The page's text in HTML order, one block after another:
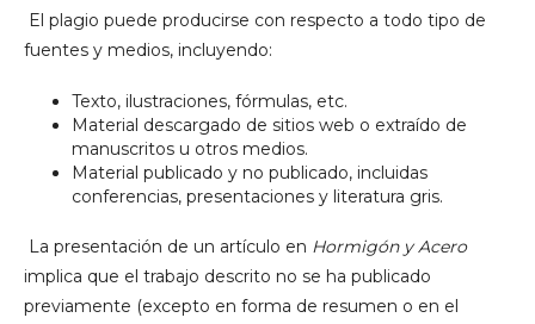
El plagio puede producirse con respecto a todo tipo de
fuentes y medios, incluyendo:
Texto, ilustraciones, fórmulas, etc.
Material descargado de sitios web o extraído de
manuscritos u otros medios.
Material publicado y no publicado, incluidas
conferencias, presentaciones y literatura gris.
La presentación de un artículo en Hormigón y Acero
implica que el trabajo descrito no se ha publicado
previamente (excepto en forma de resumen o en el